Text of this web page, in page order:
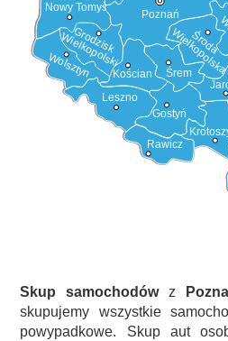
Gostyń
Rawicz
Leszno
Śrem
Kościan
Środa
Grodzisk
Wielkopolski
Nowy Tomyśl
Wolsztyn
Poznań
Skup samochodówz
skupujemy wszystkie
powypadkowe. Skup aut